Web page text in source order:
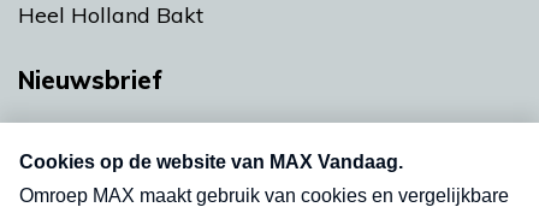
Heel Holland Bakt
Nieuwsbrief
nieuwsbrief. Elke vrijdag- en dinsdagochtend in
uw mailbox.